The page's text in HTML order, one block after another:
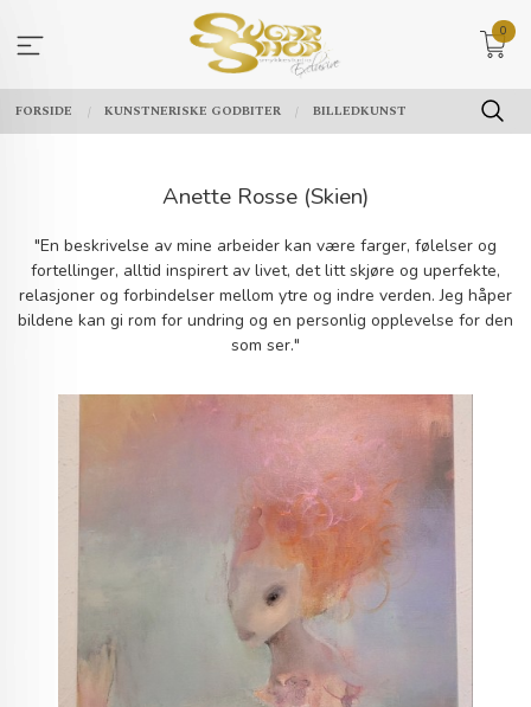
innholdet
0
FORSIDE KUNSTNERISKE GODBITER BILLEDKUNST
Anette Rosse (Skien)
"En beskrivelse av mine arbeider kan være farger, følelser og
fortellinger, alltid inspirert av livet, det litt skjøre og uperfekte,
relasjoner og forbindelser mellom ytre og indre verden. Jeg håper
bildene kan gi rom for undring og en personlig opplevelse for den
som ser."